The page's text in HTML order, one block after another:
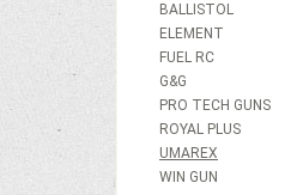
BALLISTOL
ELEMENT
FUEL RC
G&G
PRO TECH GUNS
ROYAL PLUS
UMAREX
WIN GUN